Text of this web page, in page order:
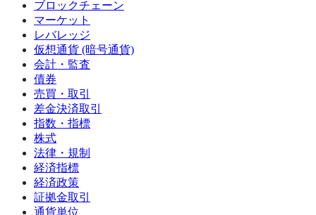
ブロックチェーン
マーケット
レバレッジ
仮想通貨 (暗号通貨)
会計・監査
債券
売買・取引
差金決済取引
指数・指標
株式
法律・規制
経済指標
経済政策
証拠金取引
通貨単位